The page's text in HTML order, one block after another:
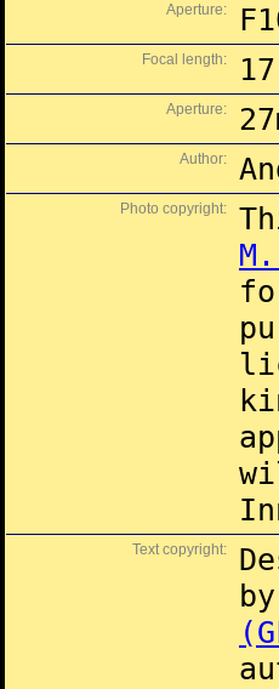
Aperture:
Focal length:
Aperture:
Author:
Photo copyright:
Text copyright: